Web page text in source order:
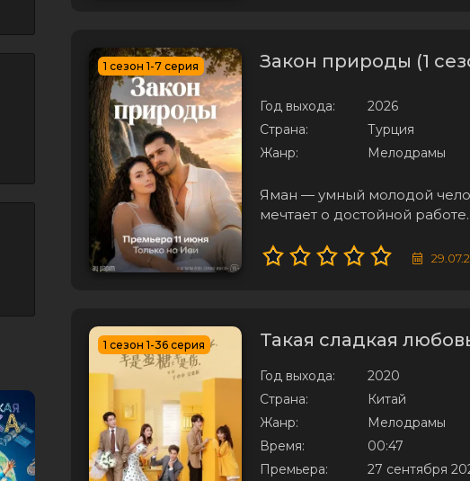
1 сезон 1-7 серия Закон природы (1
Год выхода:
2026
Страна:
Турция
Жанр:
Мелодрамы
Яман — умный молодой
мечтает о достойной
лет, и судьба сводит Ямана
1 сезон 1-36 серия Такая сладкая
Год выхода:
2020
Страна:
Китай
Жанр:
Мелодрамы
Время:
00:47
Премьера:
27 сентября